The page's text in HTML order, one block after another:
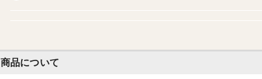
商品について